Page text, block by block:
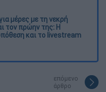
μέρες με τη νεκρή
τον πρώην της: Η
και το livestream
επόμενο
άρθρο